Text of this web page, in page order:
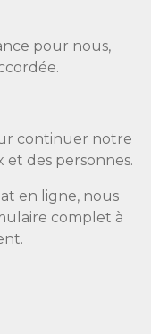
pour nous,
continuer notre
et des personnes.
en ligne, nous
complet à